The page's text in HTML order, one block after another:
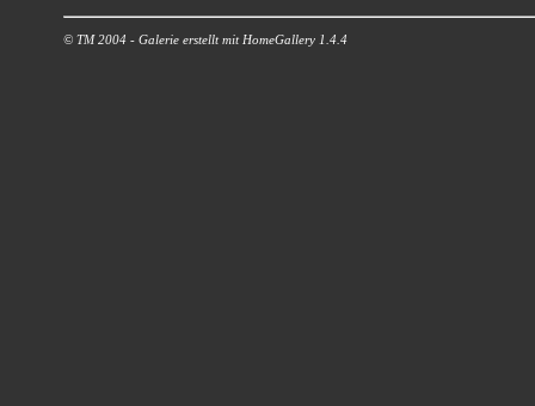
© TM 2004 - Galerie erstellt mit HomeGallery 1.4.4